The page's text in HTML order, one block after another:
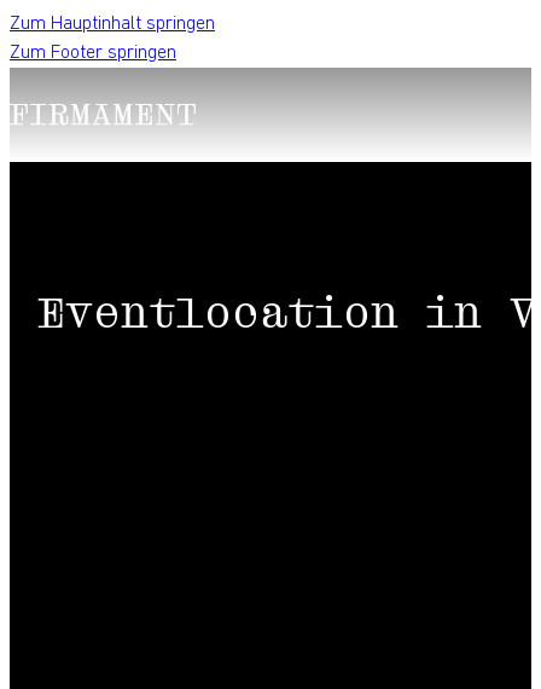
Zum Hauptinhalt springen
Zum Footer springen
Eventlocation in